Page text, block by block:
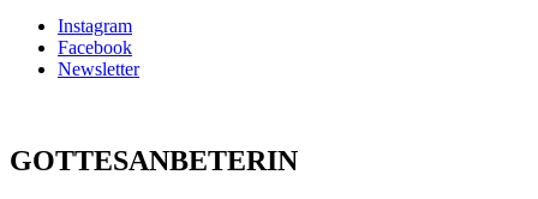
Instagram
Facebook
Newsletter
GOTTESANBETERIN